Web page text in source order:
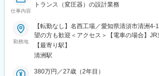
仕事内容
トランス（変圧器）の設計業務
勤務地
【転勤なし】名西工場／愛知県清須市清洲
望の方も歓迎＜アクセス＞【電車の場合】JR
駅」より徒歩8分【車の場合】清洲ICから車
分）
【最寄り駅】
清洲駅
380万円／27歳（2年目）